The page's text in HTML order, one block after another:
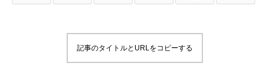
記事のタイトルとURLをコピーする